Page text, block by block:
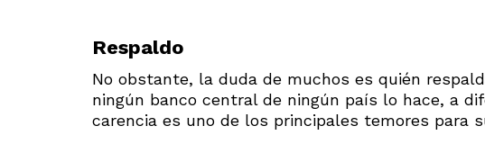
Respaldo
No obstante, la duda de muchos es quién
ningún banco central de ningún país lo hace, a
carencia es uno de los principales temores para